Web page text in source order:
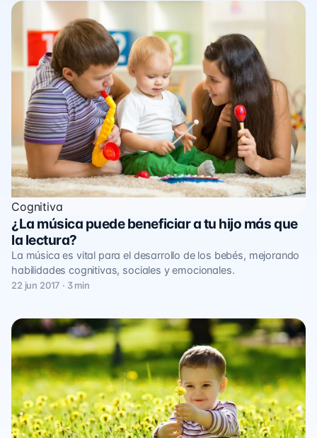
Cognitiva
¿La música puede beneficiar a tu hijo más que
la lectura?
La música es vital para el desarrollo de los bebés, mejorando
habilidades cognitivas, sociales y emocionales.
22 jun 2017 · 3 min